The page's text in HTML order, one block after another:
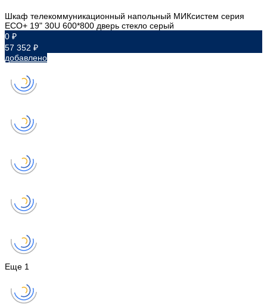
Шкаф телекоммуникационный напольный МИКсистем серия
ECO+ 19" 30U 600*800 дверь стекло серый
0 ₽
57 352 ₽
добавлено
Еще 1